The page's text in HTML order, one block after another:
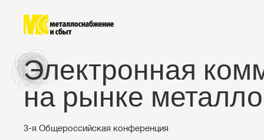
Электронная
на рынке
3-я Общероссийская конференция